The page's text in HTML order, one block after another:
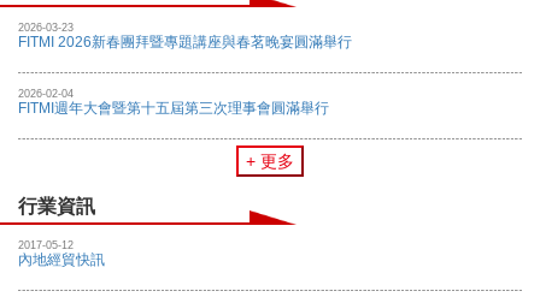
2026-03-23
FITMI 2026新春團拜暨專題講座與春茗晚宴圓滿舉行
2026-02-04
FITMI週年大會暨第十五屆第三次理事會圓滿舉行
+ 更多
行業資訊
2017-05-12
內地經貿快訊